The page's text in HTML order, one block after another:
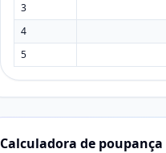
3
4
5
Calculadora de